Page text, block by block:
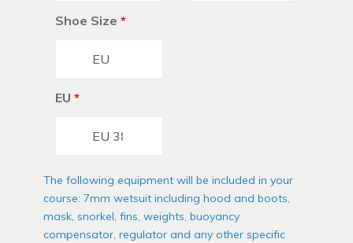
Shoe Size *
EU *
The following equipment will be included in your
course: 7mm wetsuit including hood and boots,
mask, snorkel, fins, weights, buoyancy
compensator, regulator and any other specific